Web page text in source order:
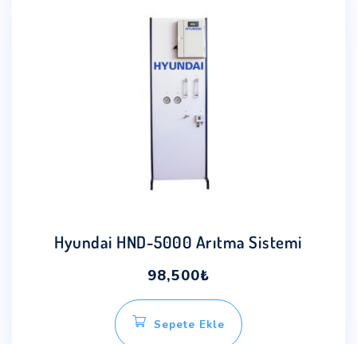
Hyundai HND-5000 Arıtma Sistemi
98,500₺
Sepete Ekle